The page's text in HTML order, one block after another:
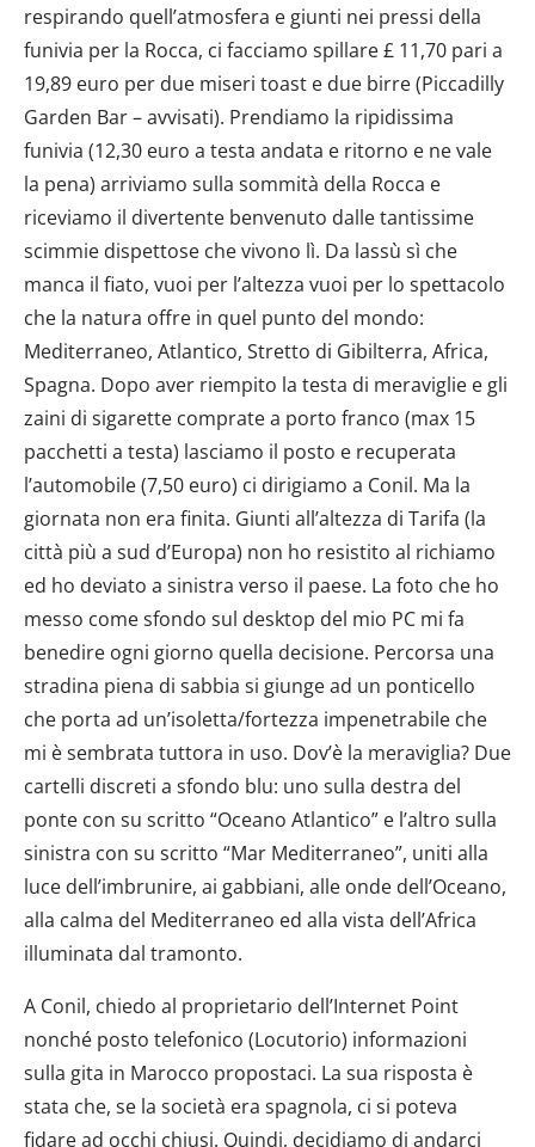
respirando quell’atmosfera e giunti nei pressi della
funivia per la Rocca, ci facciamo spillare £ 11,70 pari a
19,89 euro per due miseri toast e due birre (Piccadilly
Garden Bar – avvisati). Prendiamo la ripidissima
funivia (12,30 euro a testa andata e ritorno e ne vale
la pena) arriviamo sulla sommità della Rocca e
riceviamo il divertente benvenuto dalle tantissime
scimmie dispettose che vivono lì. Da lassù sì che
manca il fiato, vuoi per l’altezza vuoi per lo spettacolo
che la natura offre in quel punto del mondo:
Mediterraneo, Atlantico, Stretto di Gibilterra, Africa,
Spagna. Dopo aver riempito la testa di meraviglie e gli
zaini di sigarette comprate a porto franco (max 15
pacchetti a testa) lasciamo il posto e recuperata
l’automobile (7,50 euro) ci dirigiamo a Conil. Ma la
giornata non era finita. Giunti all’altezza di Tarifa (la
città più a sud d’Europa) non ho resistito al richiamo
ed ho deviato a sinistra verso il paese. La foto che ho
messo come sfondo sul desktop del mio PC mi fa
benedire ogni giorno quella decisione. Percorsa una
stradina piena di sabbia si giunge ad un ponticello
che porta ad un’isoletta/fortezza impenetrabile che
mi è sembrata tuttora in uso. Dov’è la meraviglia? Due
cartelli discreti a sfondo blu: uno sulla destra del
ponte con su scritto “Oceano Atlantico” e l’altro sulla
sinistra con su scritto “Mar Mediterraneo”, uniti alla
luce dell’imbrunire, ai gabbiani, alle onde dell’Oceano,
alla calma del Mediterraneo ed alla vista dell’Africa
illuminata dal tramonto.
A Conil, chiedo al proprietario dell’Internet Point
nonché posto telefonico (Locutorio) informazioni
sulla gita in Marocco propostaci. La sua risposta è
stata che, se la società era spagnola, ci si poteva
fidare ad occhi chiusi. Quindi, decidiamo di andarci